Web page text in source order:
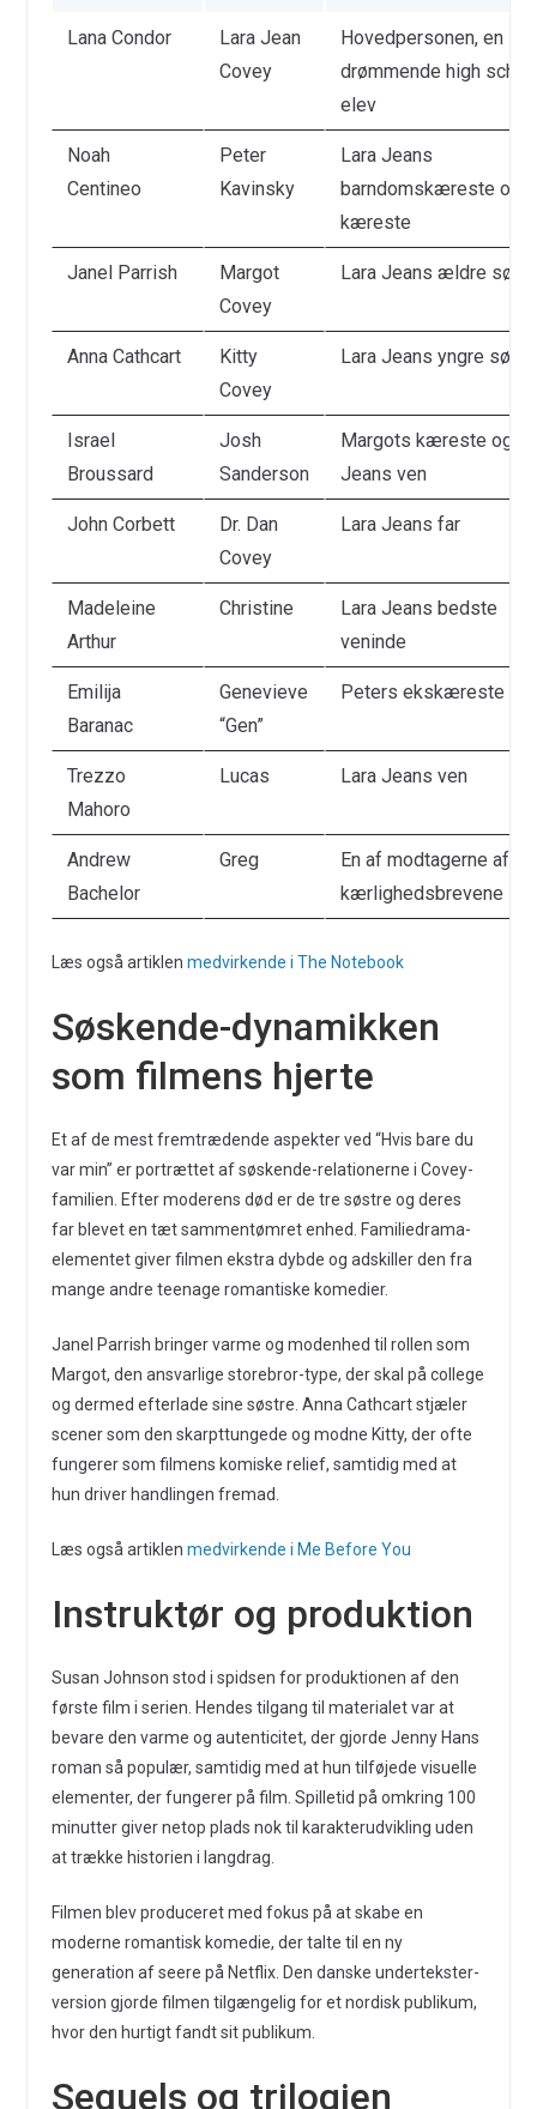
Lana Condor
Lara Jean
Covey
Hovedpersonen, en
drømmende high
elev
Noah
Centineo
Peter
Kavinsky
Lara Jeans
barndomskæreste og
kæreste
Janel Parrish
Margot
Covey
Lara Jeans ældre
Anna Cathcart
Kitty
Covey
Lara Jeans yngre
Israel
Broussard
Josh
Sanderson
Margots kæreste og
Jeans ven
John Corbett
Dr. Dan
Covey
Lara Jeans far
Madeleine
Arthur
Christine
Lara Jeans bedste
veninde
Emilija
Baranac
Genevieve
“Gen”
Peters ekskæreste
Trezzo
Mahoro
Lucas Lara Jeans ven
Andrew
Bachelor
Greg
En af modtagerne af
kærlighedsbrevene
Læs også artiklen medvirkende i The Notebook
Søskende-dynamikken
som filmens hjerte
Et af de mest fremtrædende aspekter ved “Hvis bare du
var min” er portrættet af søskende-relationerne i Covey-
familien. Efter moderens død er de tre søstre og deres
far blevet en tæt sammentømret enhed. Familiedrama-
elementet giver filmen ekstra dybde og adskiller den fra
mange andre teenage romantiske komedier.
Janel Parrish bringer varme og modenhed til rollen som
Margot, den ansvarlige storebror-type, der skal på college
og dermed efterlade sine søstre. Anna Cathcart stjæler
scener som den skarpttungede og modne Kitty, der ofte
fungerer som filmens komiske relief, samtidig med at
hun driver handlingen fremad.
Læs også artiklen medvirkende i Me Before You
Instruktør og produktion
Susan Johnson stod i spidsen for produktionen af den
første film i serien. Hendes tilgang til materialet var at
bevare den varme og autenticitet, der gjorde Jenny Hans
roman så populær, samtidig med at hun tilføjede visuelle
elementer, der fungerer på film. Spilletid på omkring 100
minutter giver netop plads nok til karakterudvikling uden
at trække historien i langdrag.
Filmen blev produceret med fokus på at skabe en
moderne romantisk komedie, der talte til en ny
generation af seere på Netflix. Den danske undertekster-
version gjorde filmen tilgængelig for et nordisk publikum,
hvor den hurtigt fandt sit publikum.
Sequels og trilogien